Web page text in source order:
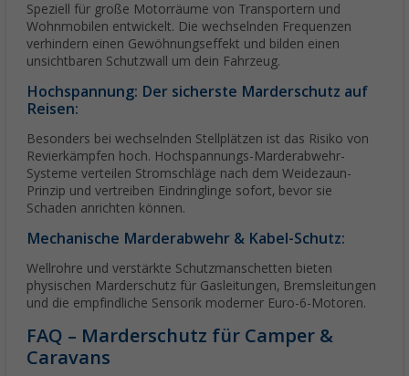
Speziell für große Motorräume von Transportern und
Wohnmobilen entwickelt. Die wechselnden Frequenzen
verhindern einen Gewöhnungseffekt und bilden einen
unsichtbaren Schutzwall um dein Fahrzeug.
Hochspannung: Der sicherste Marderschutz auf
Reisen:
Besonders bei wechselnden Stellplätzen ist das Risiko von
Revierkämpfen hoch. Hochspannungs-Marderabwehr-
Systeme verteilen Stromschläge nach dem Weidezaun-
Prinzip und vertreiben Eindringlinge sofort, bevor sie
Schaden anrichten können.
Mechanische Marderabwehr & Kabel-Schutz:
Wellrohre und verstärkte Schutzmanschetten bieten
physischen Marderschutz für Gasleitungen, Bremsleitungen
und die empfindliche Sensorik moderner Euro-6-Motoren.
FAQ – Marderschutz für Camper &
Caravans